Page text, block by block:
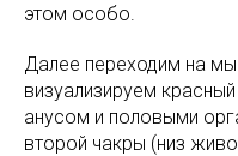
этом особо.
Далее переходим на
визуализируем
анусом и половыми
второй чакры (низ